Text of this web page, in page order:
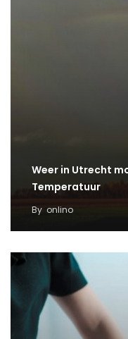
Weer in Utrecht
Temperatuur
By onlino